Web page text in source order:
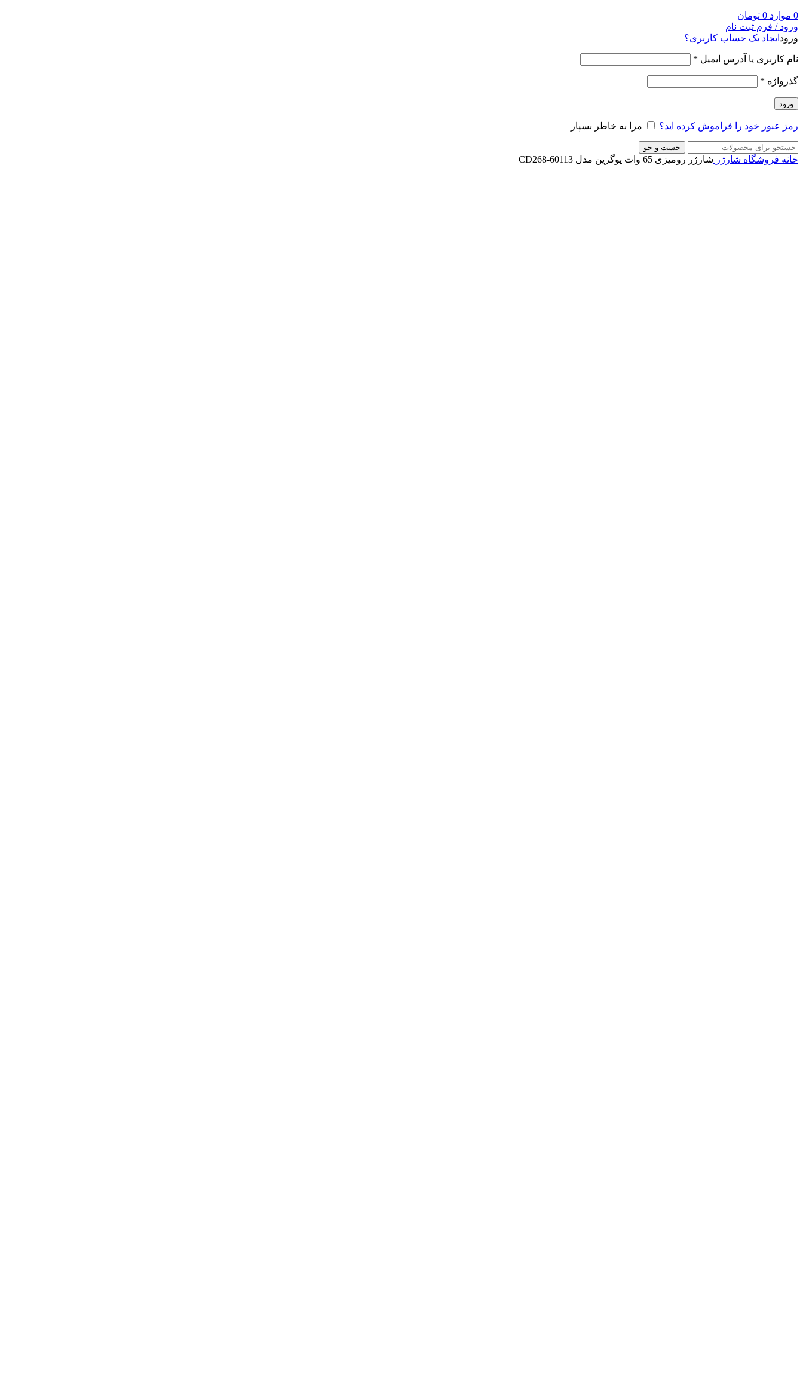
0 موارد 0 تومان
ورود / فرم ثبت نام
ورود ایجاد یک حساب کاربری؟
نام کاربری یا آدرس ایمیل *
گذرواژه *
ورود
رمز عبور خود را فراموش کرده اید؟ مرا به خاطر بسپار
جست و جو
خانه فروشگاه شارژر شارژر رومیزی 65 وات یوگرین مدل CD268-60113